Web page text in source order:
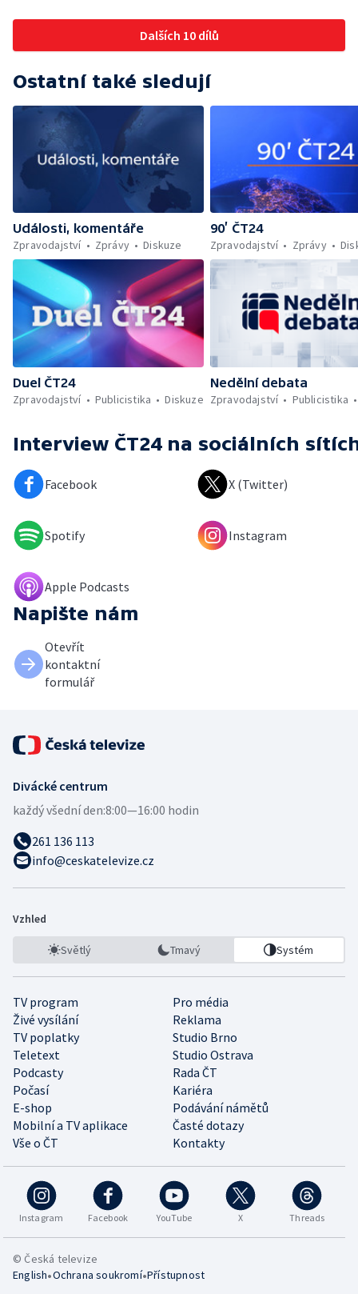
Dalších 10 dílů
Ostatní také sledují
Události, komentáře
Zpravodajství
Zprávy Diskuze
90’ ČT24
Zpravodajství
Zprávy
Duel ČT24
Zpravodajství
Publicistika Diskuze
Nedělní debata
Zpravodajství
Publicistika
Interview ČT24 na sociálních
Facebook X (Twitter)
Spotify Instagram
Apple Podcasts
Napište nám
Otevřít
kontaktní
formulář
Divácké centrum
každý všední den:8:00—16:00 hodin
261 136 113
info@ceskatelevize.cz
Vzhled
Světlý Tmavý Systém
TV program
Pro média
Živé vysílání
Reklama
TV poplatky
Studio Brno
Teletext
Studio Ostrava
Podcasty
Rada ČT
Počasí
Kariéra
E-shop
Podávání námětů
Mobilní a TV aplikace
Časté dotazy
Vše o ČT
Kontakty
Instagram Facebook YouTube X Threads
© Česká televize
English•Ochrana soukromí•Přístupnost